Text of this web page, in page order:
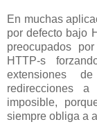
En muchas
por defecto bajo
preocupados
HTTP-s
extensiones
redirecciones
imposible,
siempre obliga a